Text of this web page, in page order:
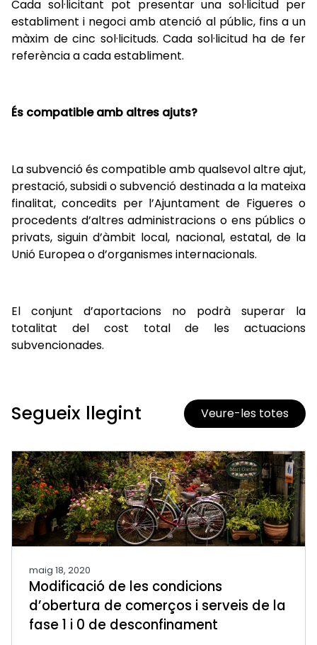
Cada sol·licitant pot presentar una sol·licitud per
establiment i negoci amb atenció al públic, fins a un
màxim de cinc sol·licituds. Cada sol·licitud ha de fer
referència a cada establiment.
És compatible amb altres ajuts?
La subvenció és compatible amb qualsevol altre ajut,
prestació, subsidi o subvenció destinada a la mateixa
finalitat, concedits per l’Ajuntament de Figueres o
procedents d’altres administracions o ens públics o
privats, siguin d’àmbit local, nacional, estatal, de la
Unió Europea o d’organismes internacionals.
El conjunt d’aportacions no podrà superar la
totalitat del cost total de les actuacions
subvencionades.
Segueix llegint Veure-les totes
maig 18, 2020
Modificació de les condicions
d’obertura de comerços i serveis de la
fase 1 i 0 de desconfinament